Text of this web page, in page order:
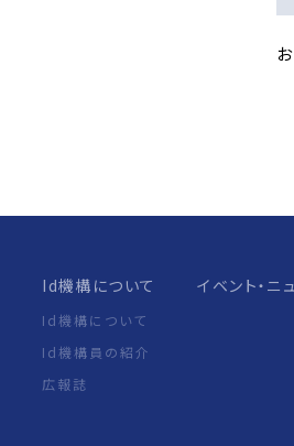
Id機構について
Id機構について
Id機構員の紹介
広報誌
イベント・ニ